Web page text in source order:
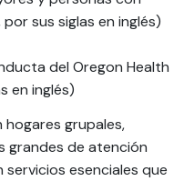
sus siglas en inglés)
del Oregon Health
en inglés)
grupales,
grandes de atención
esenciales que